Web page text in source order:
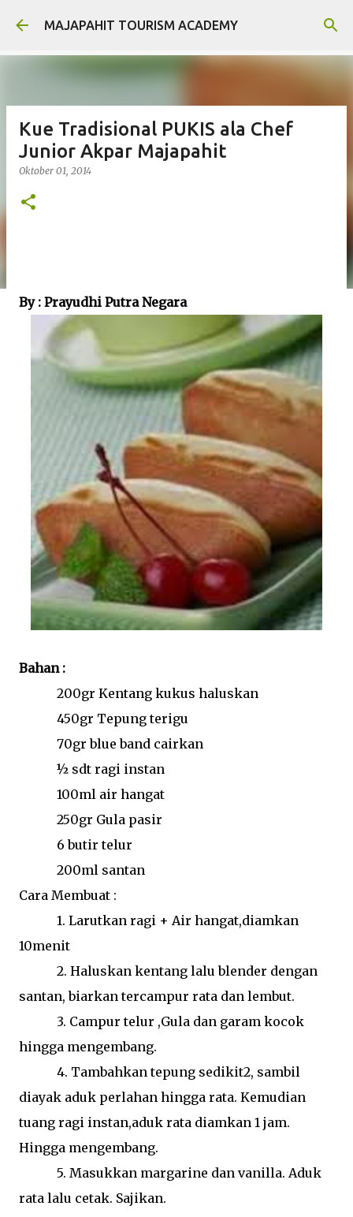
Langsung ke konten utama
MAJAPAHIT TOURISM ACADEMY
Kue Tradisional PUKIS ala Chef
Junior Akpar Majapahit
Oktober 01, 2014
By : Prayudhi Putra Negara
Bahan :
200gr Kentang kukus haluskan
450gr Tepung terigu
70gr blue band cairkan
½ sdt ragi instan
100ml air hangat
250gr Gula pasir
6 butir telur
200ml santan
Cara Membuat :
1. Larutkan ragi + Air hangat,diamkan
10menit
2. Haluskan kentang lalu blender dengan
santan, biarkan tercampur rata dan lembut.
3. Campur telur ,Gula dan garam kocok
hingga mengembang.
4. Tambahkan tepung sedikit2, sambil
diayak aduk perlahan hingga rata. Kemudian
tuang ragi instan,aduk rata diamkan 1 jam.
Hingga mengembang.
5. Masukkan margarine dan vanilla. Aduk
rata lalu cetak. Sajikan.